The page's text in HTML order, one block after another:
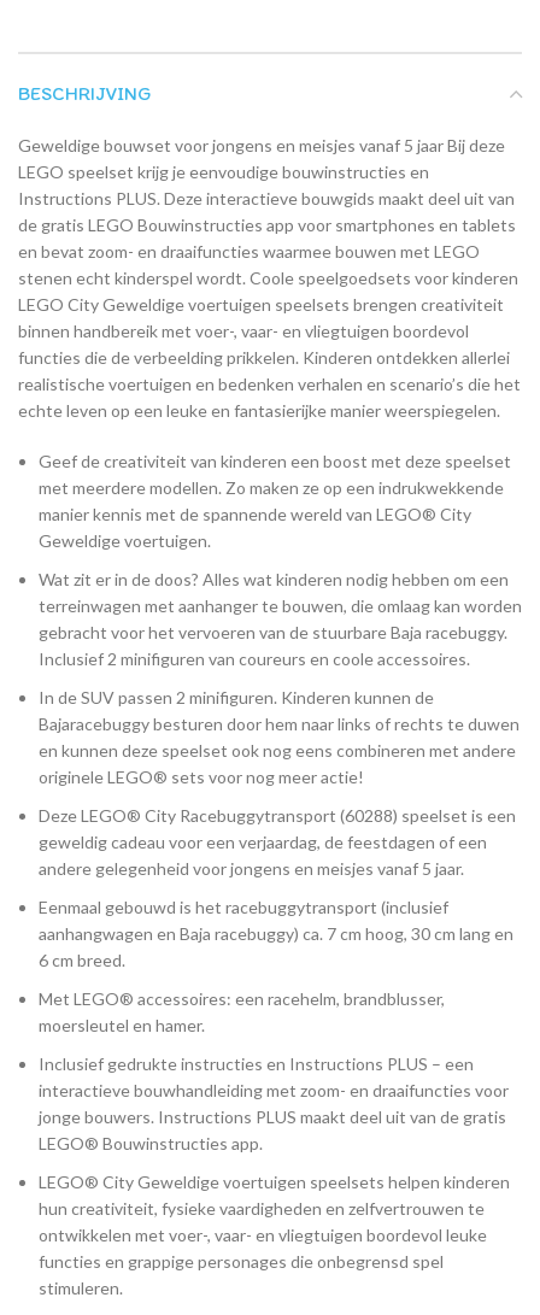
BESCHRIJVING
Geweldige bouwset voor jongens en meisjes vanaf 5 jaar Bij deze
LEGO speelset krijg je eenvoudige bouwinstructies en
Instructions PLUS. Deze interactieve bouwgids maakt deel uit van
de gratis LEGO Bouwinstructies app voor smartphones en tablets
en bevat zoom- en draaifuncties waarmee bouwen met LEGO
stenen echt kinderspel wordt. Coole speelgoedsets voor kinderen
LEGO City Geweldige voertuigen speelsets brengen creativiteit
binnen handbereik met voer-, vaar- en vliegtuigen boordevol
functies die de verbeelding prikkelen. Kinderen ontdekken allerlei
realistische voertuigen en bedenken verhalen en scenario’s die het
echte leven op een leuke en fantasierijke manier weerspiegelen.
Geef de creativiteit van kinderen een boost met deze speelset
met meerdere modellen. Zo maken ze op een indrukwekkende
manier kennis met de spannende wereld van LEGO® City
Geweldige voertuigen.
Wat zit er in de doos? Alles wat kinderen nodig hebben om een
terreinwagen met aanhanger te bouwen, die omlaag kan worden
gebracht voor het vervoeren van de stuurbare Baja racebuggy.
Inclusief 2 minifiguren van coureurs en coole accessoires.
In de SUV passen 2 minifiguren. Kinderen kunnen de
Bajaracebuggy besturen door hem naar links of rechts te duwen
en kunnen deze speelset ook nog eens combineren met andere
originele LEGO® sets voor nog meer actie!
Deze LEGO® City Racebuggytransport (60288) speelset is een
geweldig cadeau voor een verjaardag, de feestdagen of een
andere gelegenheid voor jongens en meisjes vanaf 5 jaar.
Eenmaal gebouwd is het racebuggytransport (inclusief
aanhangwagen en Baja racebuggy) ca. 7 cm hoog, 30 cm lang en
6 cm breed.
Met LEGO® accessoires: een racehelm, brandblusser,
moersleutel en hamer.
Inclusief gedrukte instructies en Instructions PLUS – een
interactieve bouwhandleiding met zoom- en draaifuncties voor
jonge bouwers. Instructions PLUS maakt deel uit van de gratis
LEGO® Bouwinstructies app.
LEGO® City Geweldige voertuigen speelsets helpen kinderen
hun creativiteit, fysieke vaardigheden en zelfvertrouwen te
ontwikkelen met voer-, vaar- en vliegtuigen boordevol leuke
functies en grappige personages die onbegrensd spel
stimuleren.